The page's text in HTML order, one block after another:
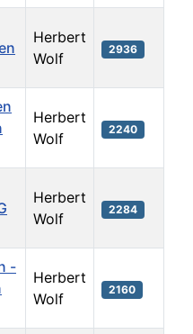
Herbert
Wolf
2936
Herbert
Wolf
2240
Herbert
Wolf
2284
-
Herbert
Wolf
2160